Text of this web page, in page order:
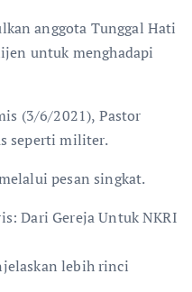
anggota Tunggal Hati
untuk menghadapi
(3/6/2021), Pastor
seperti militer.
pesan singkat.
Dari Gereja Untuk NKRI
lebih rinci